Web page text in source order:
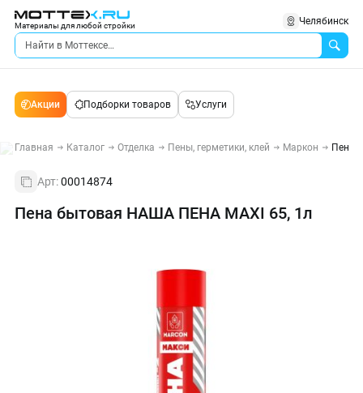
Материалы для любой стройки Челябинск
Акции Подборки товаров Услуги
Главная Каталог Отделка Пены, герметики, клей Маркон Пена
Арт:00014874
Пена бытовая НАША ПЕНА MAXI 65, 1л